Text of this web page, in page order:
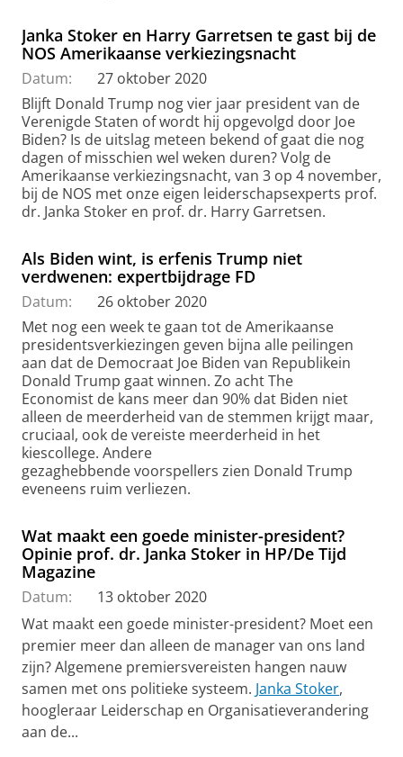
Janka Stoker en Harry Garretsen te gast bij de
NOS Amerikaanse verkiezingsnacht
Datum:
27 oktober 2020
Blijft Donald Trump nog vier jaar president van de
Verenigde Staten of wordt hij opgevolgd door Joe
Biden? Is de uitslag meteen bekend of gaat die nog
dagen of misschien wel weken duren? Volg de
Amerikaanse verkiezingsnacht, van 3 op 4 november,
bij de NOS met onze eigen leiderschapsexperts prof.
dr. Janka Stoker en prof. dr. Harry Garretsen.
Als Biden wint, is erfenis Trump niet
verdwenen: expertbijdrage FD
Datum:
26 oktober 2020
Met nog een week te gaan tot de Amerikaanse
presidentsverkiezingen geven bijna alle peilingen
aan dat de Democraat Joe Biden van Republikein
Donald Trump gaat winnen. Zo acht The
Economist de kans meer dan 90% dat Biden niet
alleen de meerderheid van de stemmen krijgt maar,
cruciaal, ook de vereiste meerderheid in het
kiescollege. Andere
gezaghebbende voorspellers zien Donald Trump
eveneens ruim verliezen.
Wat maakt een goede minister-president?
Opinie prof. dr. Janka Stoker in HP/De Tijd
Magazine
Datum:
13 oktober 2020
Wat maakt een goede minister-president? Moet een
premier meer dan alleen de manager van ons land
zijn? Algemene premiersvereisten hangen nauw
samen met ons politieke systeem. Janka Stoker,
hoogleraar Leiderschap en Organisatieverandering
aan de...